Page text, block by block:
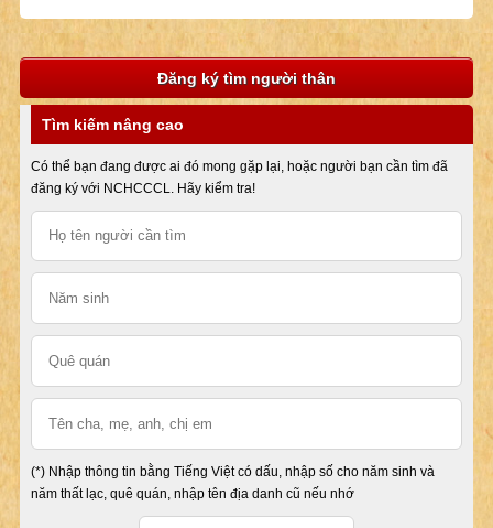
Đăng ký tìm người thân
Tìm kiếm nâng cao
Có thể bạn đang được ai đó mong gặp lại, hoặc người bạn cần tìm đã
đăng ký với NCHCCCL. Hãy kiểm tra!
(*) Nhập thông tin bằng Tiếng Việt có dấu, nhập số cho năm sinh và
năm thất lạc, quê quán, nhập tên địa danh cũ nếu nhớ